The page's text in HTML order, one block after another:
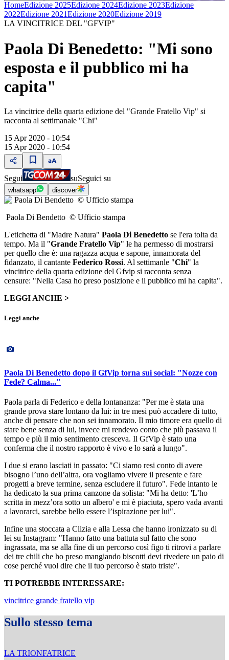
HomeEdizione 2025Edizione 2024Edizione 2023Edizione
2022Edizione 2021Edizione 2020Edizione 2019
LA VINCITRICE DEL "GFVIP"
Paola Di Benedetto: "Mi sono
esposta e il pubblico mi ha
capita"
La vincitrice della quarta edizione del "Grande Fratello Vip" si
racconta al settimanale "Chi"
15 Apr 2020 - 10:54
15 Apr 2020 - 10:54
Segui suSeguici su
whatsapp discover
Paola Di Bendetto © Ufficio stampa
L'etichetta di "Madre Natura" Paola Di Benedetto se l'era tolta da
tempo. Ma il "Grande Fratello Vip" le ha permesso di mostrarsi
per quello che è: una ragazza acqua e sapone, innamorata del
fidanzato, il cantante Federico Rossi. Al settimanle "Chi" la
vincitrice della quarta edizione del Gfvip si racconta senza
censure: "Nella Casa ho preso posizione e il pubblico mi ha capita".
LEGGI ANCHE >
Leggi anche
Paola Di Benedetto dopo il GfVip torna sui social: "Nozze con
Fede? Calma..."
Paola parla di Federico e della lontananza: "Per me è stata una
grande prova stare lontano da lui: in tre mesi può accadere di tutto,
anche di pensare che non sei innamorato. Il mio timore era quello di
stare bene senza di lui, invece mi rendevo conto che più passava il
tempo e più il mio sentimento cresceva. Il GfVip è stato una
conferma che il nostro rapporto è vivo e lo sarà a lungo".
I due si erano lasciati in passato: "Ci siamo resi conto di avere
bisogno l’uno dell’altra, ora vogliamo vivere il presente e fare
progetti a breve termine, senza escludere il futuro". Fede intanto le
ha dedicato la sua prima canzone da solista: "Mi ha detto: 'L’ho
scritta in mezz’ora sotto un albero' e mi è piaciuta, spero vada avanti
a lavorarci, sarebbe bello essere l’ispirazione per lui".
Infine una stoccata a Clizia e alla Lessa che hanno ironizzato su di
lei su Instagram: "Hanno fatto una battuta sul fatto che sono
ingrassata, ma se alla fine di un percorso così figo ti ritrovi a parlare
dei tre chili che ho preso mangiando biscotti devi rivedere un paio di
cose perché vuol dire che il tuo percorso è stato triste".
TI POTREBBE INTERESSARE:
vincitrice grande fratello vip
Sullo stesso tema
LA TRIONFATRICE